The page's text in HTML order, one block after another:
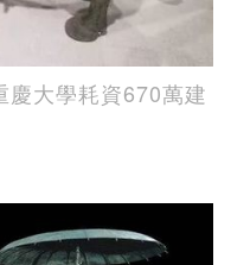
慶大學耗資670萬建